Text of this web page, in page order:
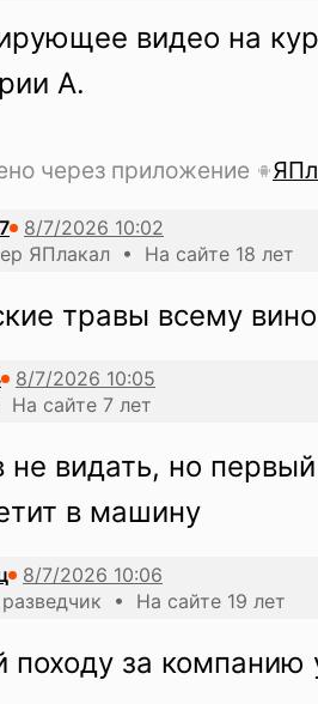
видео на
А.
через приложение
ЯПлакал • На сайте 18 лет
травы всему
сайте 7 лет
не видать, но
в машину
• На сайте 19 лет
походу за компанию